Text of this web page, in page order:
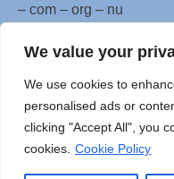
We value your
We use cookies to
personalised ads or
clicking "Accept All", you
cookies. Cookie Policy
– com – org – nu
All material on this
WebMD LLC. This
copyrighted by 3rd